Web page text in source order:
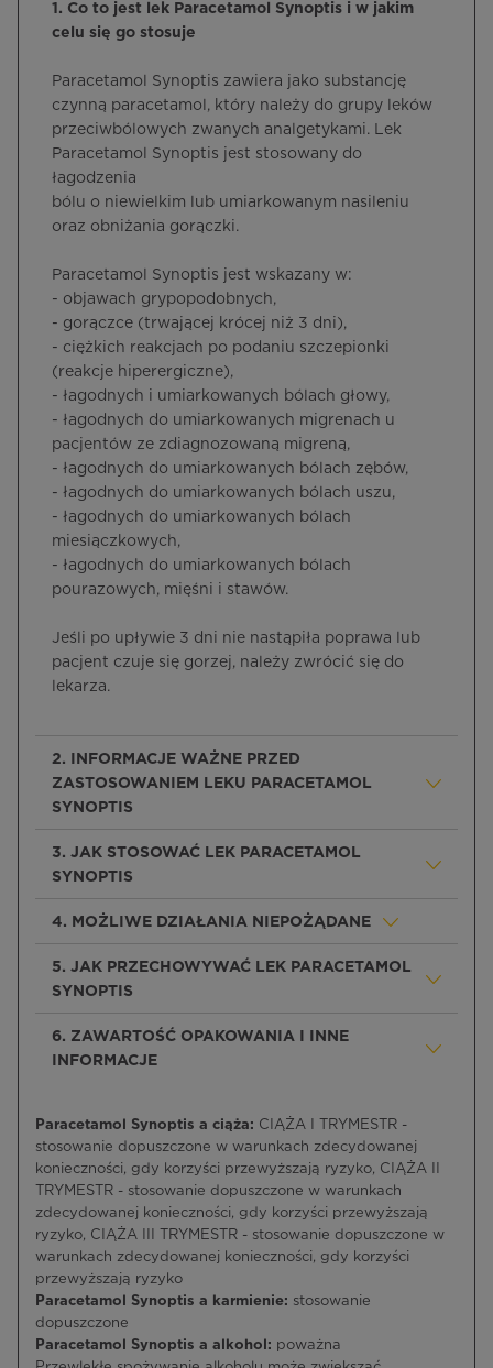
1. Co to jest lek Paracetamol Synoptis i w jakim
celu się go stosuje
Paracetamol Synoptis zawiera jako substancję
czynną paracetamol, który należy do grupy leków
przeciwbólowych zwanych analgetykami. Lek
Paracetamol Synoptis jest stosowany do
łagodzenia
bólu o niewielkim lub umiarkowanym nasileniu
oraz obniżania gorączki.
Paracetamol Synoptis jest wskazany w:
- objawach grypopodobnych,
- gorączce (trwającej krócej niż 3 dni),
- ciężkich reakcjach po podaniu szczepionki
(reakcje hiperergiczne),
- łagodnych i umiarkowanych bólach głowy,
- łagodnych do umiarkowanych migrenach u
pacjentów ze zdiagnozowaną migreną,
- łagodnych do umiarkowanych bólach zębów,
- łagodnych do umiarkowanych bólach uszu,
- łagodnych do umiarkowanych bólach
miesiączkowych,
- łagodnych do umiarkowanych bólach
pourazowych, mięśni i stawów.
Jeśli po upływie 3 dni nie nastąpiła poprawa lub
pacjent czuje się gorzej, należy zwrócić się do
lekarza.
2. INFORMACJE WAŻNE PRZED
ZASTOSOWANIEM LEKU PARACETAMOL
SYNOPTIS
3. JAK STOSOWAĆ LEK PARACETAMOL
SYNOPTIS
4. MOŻLIWE DZIAŁANIA NIEPOŻĄDANE
5. JAK PRZECHOWYWAĆ LEK PARACETAMOL
SYNOPTIS
6. ZAWARTOŚĆ OPAKOWANIA I INNE
INFORMACJE
Paracetamol Synoptis a ciąża: CIĄŻA I TRYMESTR -
stosowanie dopuszczone w warunkach zdecydowanej
konieczności, gdy korzyści przewyższają ryzyko, CIĄŻA II
TRYMESTR - stosowanie dopuszczone w warunkach
zdecydowanej konieczności, gdy korzyści przewyższają
ryzyko, CIĄŻA III TRYMESTR - stosowanie dopuszczone w
warunkach zdecydowanej konieczności, gdy korzyści
przewyższają ryzyko
Paracetamol Synoptis a karmienie: stosowanie
dopuszczone
Paracetamol Synoptis a alkohol: poważna